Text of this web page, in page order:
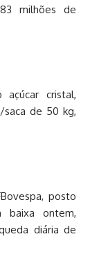
milhões de
cristal,
saca de 50 kg,
posto
baixa ontem,
diária de